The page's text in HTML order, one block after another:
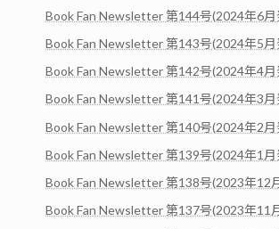
Book Fan Newsletter 第144号(2024年6月
Book Fan Newsletter 第143号(2024年5月
Book Fan Newsletter 第142号(2024年4月
Book Fan Newsletter 第141号(2024年3月
Book Fan Newsletter 第140号(2024年2月
Book Fan Newsletter 第139号(2024年1月
Book Fan Newsletter 第138号(2023年12
Book Fan Newsletter 第137号(2023年11